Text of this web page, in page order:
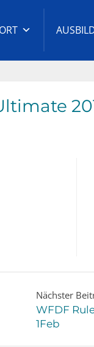
Nächster
WFDF
1Feb